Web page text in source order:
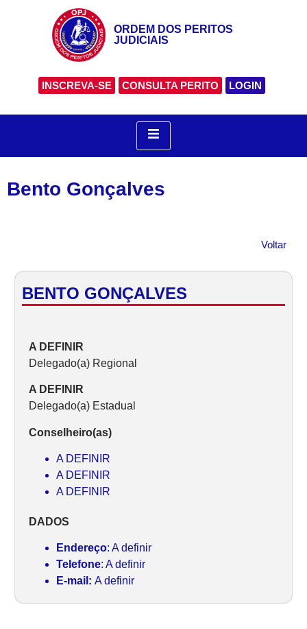
ORDEM DOS PERITOS
JUDICIAIS
INSCREVA-SE CONSULTA PERITO LOGIN
Bento Gonçalves
Voltar
BENTO GONÇALVES
A DEFINIR
Delegado(a) Regional
A DEFINIR
Delegado(a) Estadual
Conselheiro(as)
A DEFINIR
A DEFINIR
A DEFINIR
DADOS
Endereço: A definir
Telefone: A definir
E-mail: A definir